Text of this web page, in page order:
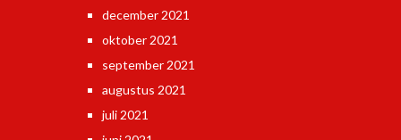
december 2021
oktober 2021
september 2021
augustus 2021
juli 2021